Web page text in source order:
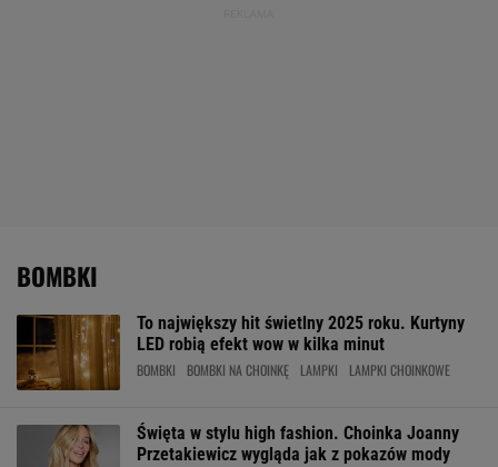
BOMBKI
To największy hit świetlny 2025 roku. Kurtyny
LED robią efekt wow w kilka minut
BOMBKI BOMBKI NA CHOINKĘ LAMPKI LAMPKI CHOINKOWE
Święta w stylu high fashion. Choinka Joanny
Przetakiewicz wygląda jak z pokazów mody